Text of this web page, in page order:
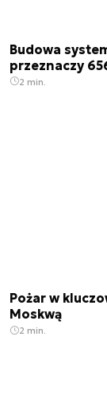
Budowa
przeznaczy
2 min.
Pożar w
Moskwą
2 min.